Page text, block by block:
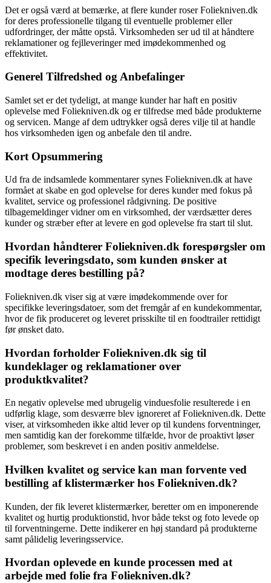
Det er også værd at bemærke, at flere kunder roser Foliekniven.dk
for deres professionelle tilgang til eventuelle problemer eller
udfordringer, der måtte opstå. Virksomheden ser ud til at håndtere
reklamationer og fejlleveringer med imødekommenhed og
effektivitet.
Generel Tilfredshed og Anbefalinger
Samlet set er det tydeligt, at mange kunder har haft en positiv
oplevelse med Foliekniven.dk og er tilfredse med både produkterne
og servicen. Mange af dem udtrykker også deres vilje til at handle
hos virksomheden igen og anbefale den til andre.
Kort Opsummering
Ud fra de indsamlede kommentarer synes Foliekniven.dk at have
formået at skabe en god oplevelse for deres kunder med fokus på
kvalitet, service og professionel rådgivning. De positive
tilbagemeldinger vidner om en virksomhed, der værdsætter deres
kunder og stræber efter at levere en god oplevelse fra start til slut.
Hvordan håndterer Foliekniven.dk forespørgsler om
specifik leveringsdato, som kunden ønsker at
modtage deres bestilling på?
Foliekniven.dk viser sig at være imødekommende over for
specifikke leveringsdatoer, som det fremgår af en kundekommentar,
hvor de fik produceret og leveret prisskilte til en foodtrailer rettidigt
før ønsket dato.
Hvordan forholder Foliekniven.dk sig til
kundeklager og reklamationer over
produktkvalitet?
En negativ oplevelse med ubrugelig vinduesfolie resulterede i en
udførlig klage, som desværre blev ignoreret af Foliekniven.dk. Dette
viser, at virksomheden ikke altid lever op til kundens forventninger,
men samtidig kan der forekomme tilfælde, hvor de proaktivt løser
problemer, som beskrevet i en anden positiv anmeldelse.
Hvilken kvalitet og service kan man forvente ved
bestilling af klistermærker hos Foliekniven.dk?
Kunden, der fik leveret klistermærker, beretter om en imponerende
kvalitet og hurtig produktionstid, hvor både tekst og foto levede op
til forventningerne. Dette indikerer en høj standard på produkterne
samt pålidelig leveringsservice.
Hvordan oplevede en kunde processen med at
arbejde med folie fra Foliekniven.dk?